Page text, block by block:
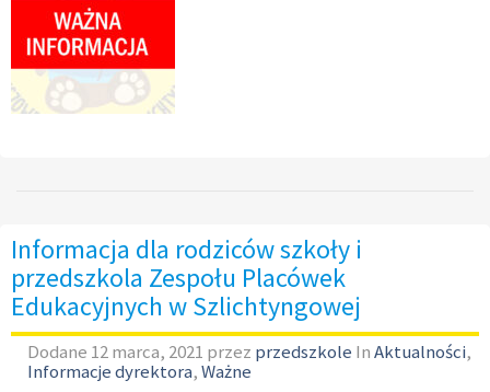
Informacja dla rodziców szkoły i
przedszkola Zespołu Placówek
Edukacyjnych w Szlichtyngowej
Dodane 12 marca, 2021 przez przedszkole InAktualności,
Informacje dyrektora,Ważne